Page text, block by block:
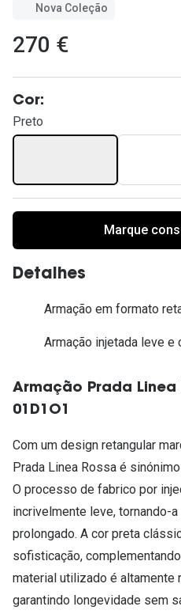
Nova Coleção
270 €
Cor:
Preto
Marque
Detalhes
Armação em formato
Armação injetada leve e
Armação Prada Linea
01D1O1
Com um design retangular
Prada Linea Rossa é
O processo de fabrico por
incrivelmente leve, tornando-
prolongado. A cor preta
sofisticação,
material utilizado é altamente
garantindo longevidade sem